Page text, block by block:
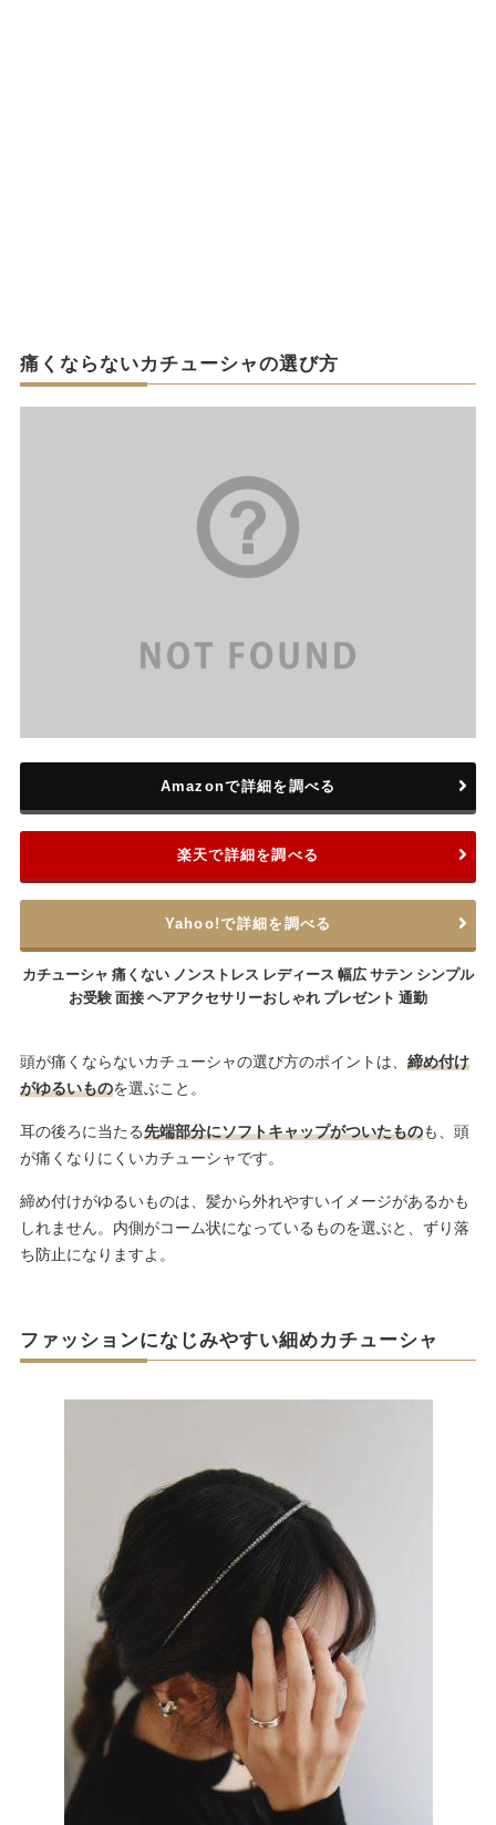
痛くならないカチューシャの選び方
カチューシャ 痛くない ノンストレス レディース 幅広 サテン シンプル
お受験 面接 ヘアアクセサリーおしゃれ プレゼント 通勤
Amazonで詳細を調べる
楽天で詳細を調べる
Yahoo!で詳細を調べる
頭が痛くならないカチューシャの選び方のポイントは、 締め付け
がゆるいものを選ぶこと。
耳の後ろに当たる先端部分にソフトキャップがついたものも、頭
が痛くなりにくいカチューシャです。
締め付けがゆるいものは、髪から外れやすいイメージがあるかも
しれません。内側がコーム状になっているものを選ぶと、ずり落
ち防止になりますよ。
ファッションになじみやすい細めカチューシャ